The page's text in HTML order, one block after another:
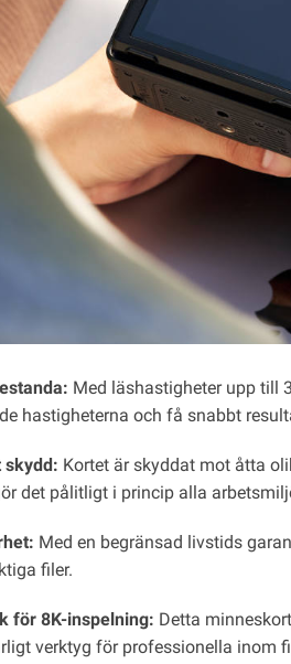
Med läshastigheter upp till
hastigheterna och få snabbt
skydd: Kortet är skyddat mot åtta
det pålitligt i princip alla
Med en begränsad livstids
filer.
för 8K-inspelning: Detta
verktyg för professionella inom